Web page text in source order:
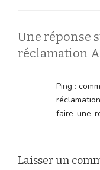
Une réponse
réclamation
Ping :
faire-une-
Laisser un